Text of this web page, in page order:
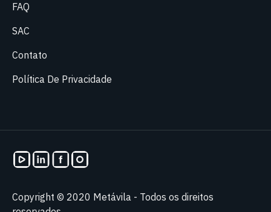
FAQ
SAC
Contato
Política De Privacidade
Copyright © 2020 Metávila - Todos os direitos